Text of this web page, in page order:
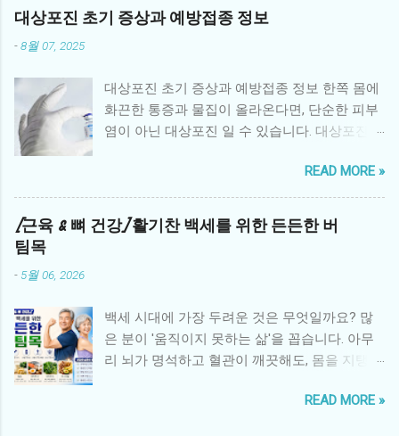
형제자매 심리 지원 프로그램 은 환아 가족 전체
의 건강한 회복에 매우 중요한 역할을 합니다. 1.
을 느낌 불안과 두려움: 동생 또는 형제의 병에
대한 불확실성과 두려움 죄책감: 환아와 비교하
면서 “내가 건강해서 미안하다”는 생각 분노와
정 학업·사회성 문제: 집중력 저하, 또래 관계 위
축 2. 병원 중심 심리 지원 프로그램 대학병원과
암 전문병원에서는 형제자매를 위한 다양한 심
제자매가 감정을 자연스럽게 표현할 수 있는 치
료법 형제자매 데이: 병원에서 형제자매만을 위
한 특별 활동과 교류 시간 제공 가족 참여 프로
로 정서적 유대 강화 3. 지역사회와 NGO의 지원
대상포진 초기 증상과 예방접종 정보
-8월 07, 2025
대상포진 초기 증상과 예방접종 정보 한쪽 몸에
화끈한 통증과 물집이 올라온다면, 단순한 피부
염이 아닌 대상포진 일 수 있습니다. 대상포진은
신경절에 잠복해 있다가 면역력이 떨어졌을 때
재활성화되면서 발생하는 질환입니다. 특히 50
세 이상 중장년층이나 과로, 스트레스를 많이 받
는 사람에게 자주 발생하며, 극심한 통증과 후유
바이러스가 신경을 타고 피부로 재활성화되며
나타나는 질환입니다. 주로 신체 한쪽, 특히 갈
비뼈 주변, 복부, 얼굴, 허벅지 등에 통증과 함께
피부가 화끈거리고 쓰라린 통증 : 증상이 시작되
READ MORE »
[근육 & 뼈 건강] 활기찬 백세를 위한 든든한 버
팀목
- 5월 06, 2026
백세 시대에 가장 두려운 것은 무엇일까요? 많
은 분이 '움직이지 못하는 삶'을 꼽습니다. 아무
리 뇌가 명석하고 혈관이 깨끗해도, 몸을 지탱하
격히 추락합니다. 노화 과정에서 발생하는 근감
READ MORE »